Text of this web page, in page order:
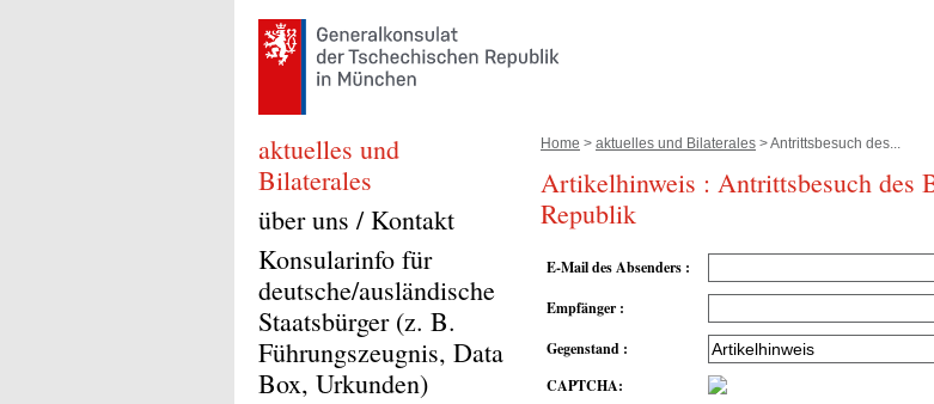
Home > aktuelles und Bilaterales > Antrittsbesuch des...
Artikelhinweis : Antrittsbesuch des
Republik
E-Mail des Absenders :
Empfänger :
Gegenstand :
CAPTCHA:
aktuelles und
Bilaterales
über uns / Kontakt
Konsularinfo für
deutsche/ausländische
Staatsbürger (z. B.
Führungszeugnis, Data
Box, Urkunden)